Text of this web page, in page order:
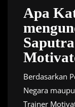
Apa
Berdasarkan
Negara
Trainer